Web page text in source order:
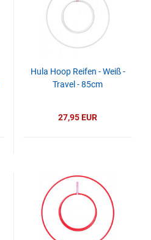
Hula Hoop Reifen - Weiß -
Travel - 85cm
27,95 EUR